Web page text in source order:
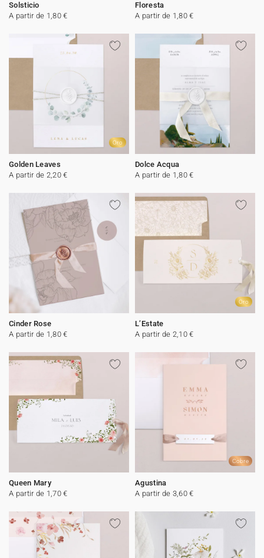
Solsticio
A partir de 1,80 €
Floresta
A partir de 1,80 €
Oro
Golden Leaves
A partir de 2,20 €
Dolce Acqua
A partir de 1,80 €
Cinder Rose
A partir de 1,80 €
Oro
L’Estate
A partir de 2,10 €
Queen Mary
A partir de 1,70 €
Cobre
Agustina
A partir de 3,60 €